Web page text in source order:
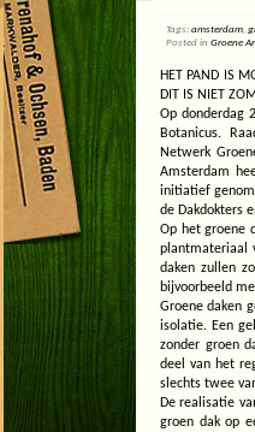
Tags: amsterdam
Posted in Groene
HET PAND IS
DIT IS NIET
Op donderdag
Botanicus.
Netwerk
Amsterdam
initiatief
de Dakdokters
Op het groene
plantmateriaal
daken zullen
bijvoorbeeld
Groene daken
isolatie. Een
zonder groen
deel van het
slechts twee
De realisatie
groen dak op